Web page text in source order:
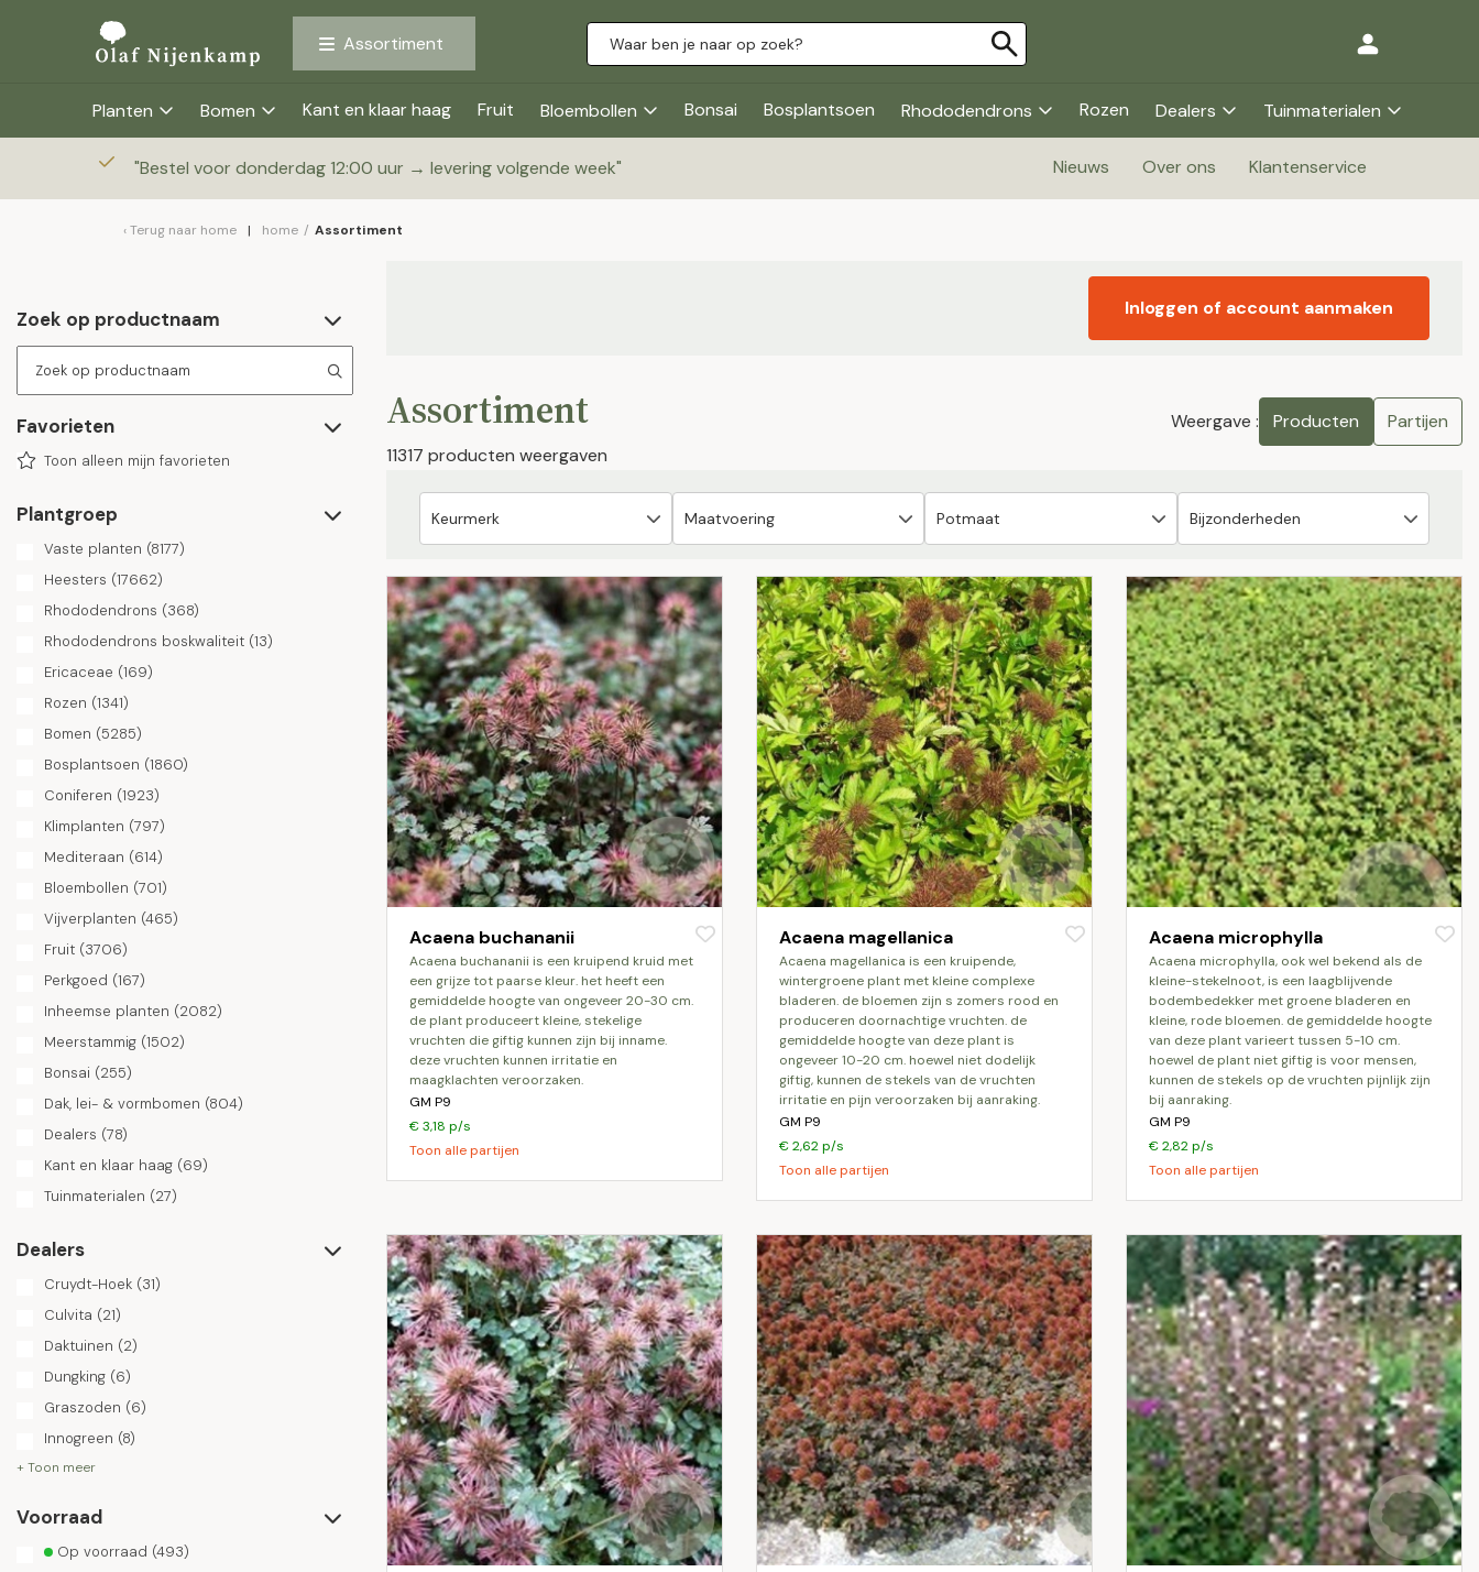
Assortiment
Planten Bomen Kant en klaar haag Fruit Bloembollen Bonsai Bosplantsoen Rhododendrons Rozen Dealers Tuinmaterialen
"Bestel voor donderdag 12:00 uur → levering volgende week" Nieuws Over ons Klantenservice
Terug naar home home / Assortiment
Zoek op productnaam
Favorieten
Toon alleen mijn favorieten
Plantgroep
Vaste planten (8177)
Heesters (17662)
Rhododendrons (368)
Rhododendrons boskwaliteit (13)
Ericaceae (169)
Rozen (1341)
Bomen (5285)
Bosplantsoen (1860)
Coniferen (1923)
Klimplanten (797)
Mediteraan (614)
Bloembollen (701)
Vijverplanten (465)
Fruit (3706)
Perkgoed (167)
Inheemse planten (2082)
Meerstammig (1502)
Bonsai (255)
Dak, lei- & vormbomen (804)
Dealers (78)
Kant en klaar haag (69)
Tuinmaterialen (27)
Dealers
Cruydt-Hoek (31)
Culvita (21)
Daktuinen (2)
Dungking (6)
Graszoden (6)
Innogreen (8)
+ Toon meer
Voorraad
Op voorraad (493)
Inloggen of account aanmaken
Assortiment
11317 producten weergaven
Weergave : Producten Partijen
Acaena buchananii
acaena buchananii is een kruipend kruid met
een grijze tot paarse kleur. het heeft een
gemiddelde hoogte van ongeveer 20-30 cm.
de plant produceert kleine, stekelige
vruchten die giftig kunnen zijn bij inname.
deze vruchten kunnen irritatie en
maagklachten veroorzaken.
GM P9
€ 3,18 p/s
Toon alle partijen
Acaena magellanica
acaena magellanica is een kruipende,
wintergroene plant met kleine complexe
bladeren. de bloemen zijn s zomers rood en
produceren doornachtige vruchten. de
gemiddelde hoogte van deze plant is
ongeveer 10-20 cm. hoewel niet dodelijk
giftig, kunnen de stekels van de vruchten
irritatie en pijn veroorzaken bij aanraking.
GM P9
€ 2,62 p/s
Toon alle partijen
Acaena microphylla
acaena microphylla, ook wel bekend als de
kleine-stekelnoot, is een laagblijvende
bodembedekker met groene bladeren en
kleine, rode bloemen. de gemiddelde hoogte
van deze plant varieert tussen 5-10 cm.
hoewel de plant niet giftig is voor mensen,
kunnen de stekels op de vruchten pijnlijk zijn
bij aanraking.
GM P9
€ 2,82 p/s
Toon alle partijen